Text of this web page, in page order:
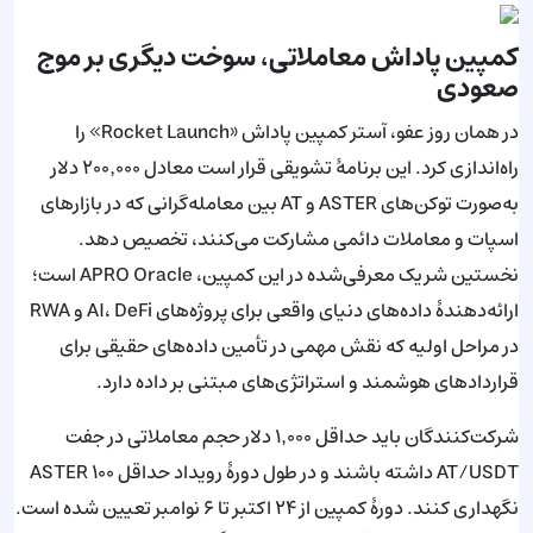
کمپین پاداش معاملاتی، سوخت دیگری بر موج
صعودی
در همان روز عفو، آستر کمپین پاداش «Rocket Launch» را
راه‌اندازی کرد. این برنامهٔ تشویقی قرار است معادل ۲۰۰٬۰۰۰ دلار
به‌صورت توکن‌های ASTER و AT بین معامله‌گرانی که در بازارهای
اسپات و معاملات دائمی مشارکت می‌کنند، تخصیص دهد.
نخستین شریک معرفی‌شده در این کمپین، APRO Oracle است؛
ارائه‌دهندهٔ داده‌های دنیای واقعی برای پروژه‌های AI، DeFi و RWA
در مراحل اولیه که نقش مهمی در تأمین داده‌های حقیقی برای
قراردادهای هوشمند و استراتژی‌های مبتنی بر داده دارد.
شرکت‌کنندگان باید حداقل ۱٬۰۰۰ دلار حجم معاملاتی در جفت
AT/USDT داشته باشند و در طول دورهٔ رویداد حداقل ۱۰۰ ASTER
نگهداری کنند. دورهٔ کمپین از ۲۴ اکتبر تا ۶ نوامبر تعیین شده است.